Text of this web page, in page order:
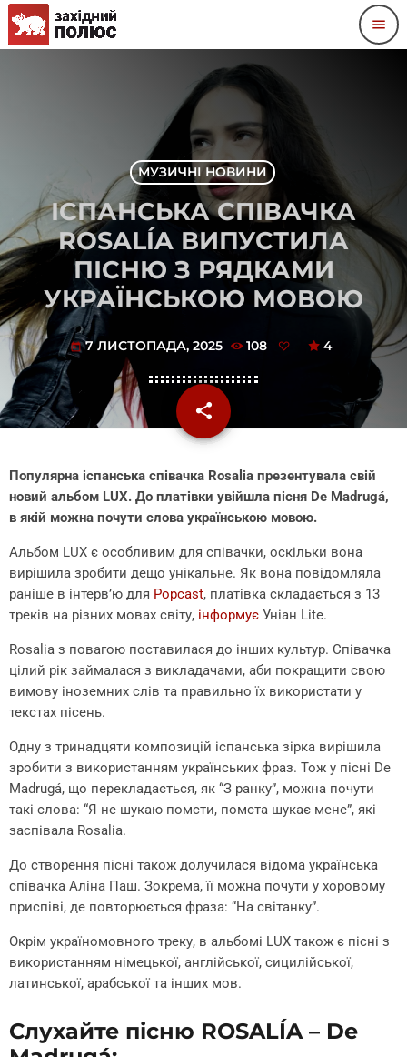
menu
МУЗИЧНІ НОВИНИ
ІСПАНСЬКА СПІВАЧКА
ROSALÍA ВИПУСТИЛА
ПІСНЮ З РЯДКАМИ
УКРАЇНСЬКОЮ МОВОЮ
today 7 ЛИСТОПАДА, 2025 108 4
share
email
Популярна іспанська співачка Rosalia презентувала свій
новий альбом LUX. До платівки увійшла пісня De Madrugá,
в якій можна почути слова українською мовою.
Альбом LUX є особливим для співачки, оскільки вона
вирішила зробити дещо унікальне. Як вона повідомляла
раніше в інтерв’ю для Popcast, платівка складається з 13
треків на різних мовах світу, інформує Уніан Lite.
Rosalia з повагою поставилася до інших культур. Співачка
цілий рік займалася з викладачами, аби покращити свою
вимову іноземних слів та правильно їх використати у
текстах пісень.
Одну з тринадцяти композицій іспанська зірка вирішила
зробити з використанням українських фраз. Тож у пісні De
Madrugá, що перекладається, як “З ранку”, можна почути
такі слова: “Я не шукаю помсти, помста шукає мене”, які
заспівала Rosalia.
До створення пісні також долучилася відома українська
співачка Аліна Паш. Зокрема, її можна почути у хоровому
приспіві, де повторюється фраза: “На світанку”.
Окрім україномовного треку, в альбомі LUX також є пісні з
використанням німецької, англійської, сицилійської,
латинської, арабської та інших мов.
Слухайте пісню ROSALÍA – De